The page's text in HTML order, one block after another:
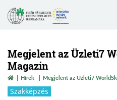
Megjelent az Üzleti7
Magazin
Hírek Megjelent az Üzleti7
Szakképzés